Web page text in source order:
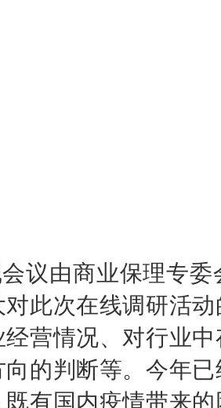
议由商业保理专
此次在线调研活
营情况、对行业
的判断等。今年
有国内疫情带来